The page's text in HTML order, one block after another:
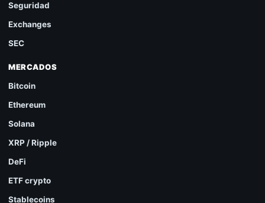
Seguridad
Exchanges
SEC
MERCADOS
Bitcoin
Ethereum
Solana
XRP / Ripple
DeFi
ETF crypto
Stablecoins